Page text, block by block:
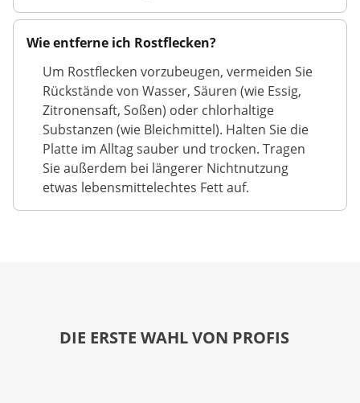
Wie entferne ich Rostflecken?
Um Rostflecken vorzubeugen, vermeiden Sie
Rückstände von Wasser, Säuren (wie Essig,
Zitronensaft, Soßen) oder chlorhaltige
Substanzen (wie Bleichmittel). Halten Sie die
Platte im Alltag sauber und trocken. Tragen
Sie außerdem bei längerer Nichtnutzung
etwas lebensmittelechtes Fett auf.
DIE ERSTE WAHL VON PROFIS